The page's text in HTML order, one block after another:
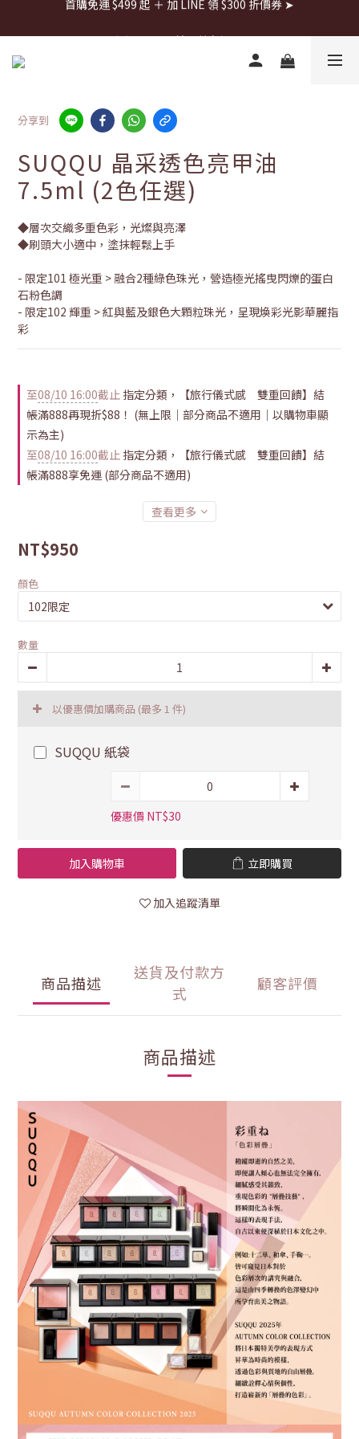
首購免運 $499 起 ＋ 加 LINE 領 $300 折價券 ➤
分享到
SUQQU 晶采透色亮甲油
7.5ml (2色任選)
◆層次交織多重色彩，光燦與亮澤
◆刷頭大小適中，塗抹輕鬆上手
- 限定101 極光重 > 融合2種綠色珠光，營造極光搖曳閃爍的蛋白
石粉色調
- 限定102 輝重 > 紅與藍及銀色大顆粒珠光，呈現煥彩光影華麗指
彩
至08/10 16:00截止 指定分類，【旅行儀式感 雙重回饋】結
帳滿888再現折$88！ (無上限｜部分商品不適用｜以購物車顯
示為主)
至08/10 16:00截止 指定分類，【旅行儀式感 雙重回饋】結
帳滿888享免運 (部分商品不適用)
查看更多
NT$950
顏色
數量
以優惠價加購商品 (最多 1 件)
SUQQU 紙袋
優惠價 NT$30
加入購物車 立即購買
加入追蹤清單
商品描述
送貨及付款方
式
顧客評價
商品描述